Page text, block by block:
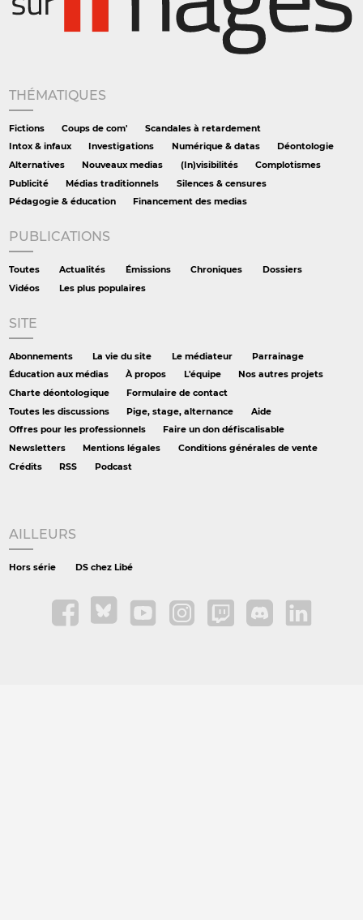
THÉMATIQUES
Fictions Coups de com'
Scandales à retardement
Intox & infaux
Investigations Numérique & datas
Déontologie
Alternatives
Nouveaux medias (In)visibilités
Complotismes
Publicité
Médias traditionnels
Silences & censures
Pédagogie & éducation
Financement des medias
PUBLICATIONS
Toutes Actualités Émissions Chroniques
Dossiers
Vidéos
Les plus populaires
SITE
Abonnements La vie du site Le médiateur
Parrainage
Éducation aux médias
À propos L'équipe
Nos autres projets
Charte déontologique
Formulaire de contact
Toutes les discussions
Pige, stage, alternance
Aide
Offres pour les professionnels
Faire un don défiscalisable
Newsletters
Mentions légales
Conditions générales de vente
Crédits
RSS Podcast
AILLEURS
Hors série DS chez Libé